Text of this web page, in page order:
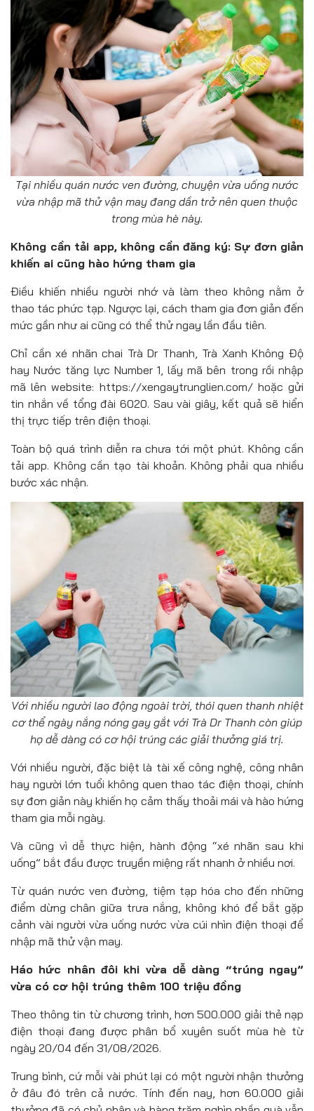
Tại nhiều quán nước ven đường, chuyện vừa uống nước
vừa nhập mã thử vận may đang dần trở nên quen thuộc
trong mùa hè này.
Không cần tải app, không cần đăng ký: Sự đơn giản
khiến ai cũng hào hứng tham gia
Điều khiến nhiều người nhớ và làm theo không nằm ở
thao tác phức tạp. Ngược lại, cách tham gia đơn giản đến
mức gần như ai cũng có thể thử ngay lần đầu tiên.
Chỉ cần xé nhãn chai Trà Dr Thanh, Trà Xanh Không Độ
hay Nước tăng lực Number 1, lấy mã bên trong rồi nhập
mã lên website: https://xengaytrunglien.com/ hoặc gửi
tin nhắn về tổng đài 6020. Sau vài giây, kết quả sẽ hiển
thị trực tiếp trên điện thoại.
Toàn bộ quá trình diễn ra chưa tới một phút. Không cần
tải app. Không cần tạo tài khoản. Không phải qua nhiều
bước xác nhận.
Với nhiều người lao động ngoài trời, thói quen thanh nhiệt
cơ thể ngày nắng nóng gay gắt với Trà Dr Thanh còn giúp
họ dễ dàng có cơ hội trúng các giải thưởng giá trị.
Với nhiều người, đặc biệt là tài xế công nghệ, công nhân
hay người lớn tuổi không quen thao tác điện thoại, chính
sự đơn giản này khiến họ cảm thấy thoải mái và hào hứng
tham gia mỗi ngày.
Và cũng vì dễ thực hiện, hành động “xé nhãn sau khi
uống” bắt đầu được truyền miệng rất nhanh ở nhiều nơi.
Từ quán nước ven đường, tiệm tạp hóa cho đến những
điểm dừng chân giữa trưa nắng, không khó để bắt gặp
cảnh vài người vừa uống nước vừa cúi nhìn điện thoại để
nhập mã thử vận may.
Háo hức nhân đôi khi vừa dễ dàng “trúng ngay”
vừa có cơ hội trúng thêm 100 triệu đồng
Theo thông tin từ chương trình, hơn 500.000 giải thẻ nạp
điện thoại đang được phân bổ xuyên suốt mùa hè từ
ngày 20/04 đến 31/08/2026.
Trung bình, cứ mỗi vài phút lại có một người nhận thưởng
ở đâu đó trên cả nước. Tính đến nay, hơn 60.000 giải